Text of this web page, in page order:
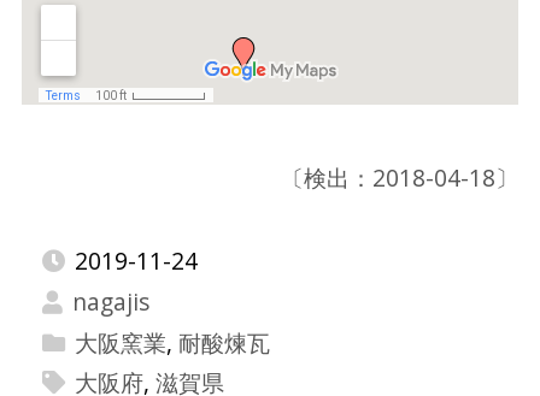
〔検出：2018-04-18〕
2019-11-24
nagajis
大阪窯業, 耐酸煉瓦
大阪府, 滋賀県